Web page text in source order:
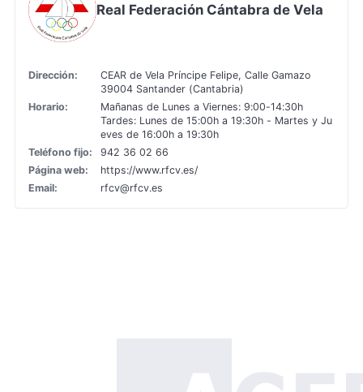
Real Federación Cántabra de Vela
Dirección:
CEAR de Vela Príncipe Felipe, Calle Gamazo
39004 Santander (Cantabria)
Horario:
Mañanas de Lunes a Viernes: 9:00-14:30h
Tardes: Lunes de 15:00h a 19:30h - Martes y Ju
eves de 16:00h a 19:30h
Teléfono fijo:
942 36 02 66
Página web:
https://www.rfcv.es/
Email:
rfcv@rfcv.es